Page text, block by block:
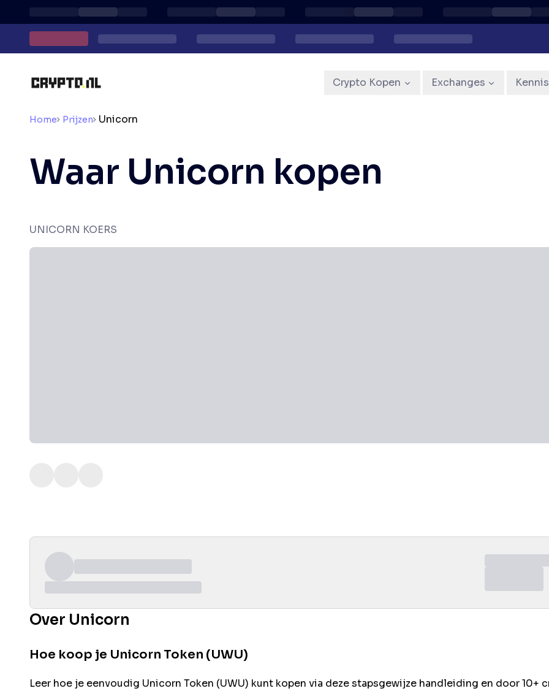
Crypto Kopen Exchanges
Home Prijzen Unicorn
Waar Unicorn kopen
UNICORN KOERS
Over Unicorn
Hoe koop je Unicorn Token (UWU)
Leer hoe je eenvoudig Unicorn Token (UWU) kunt kopen via deze stapsgewijze handleiding en door 10+